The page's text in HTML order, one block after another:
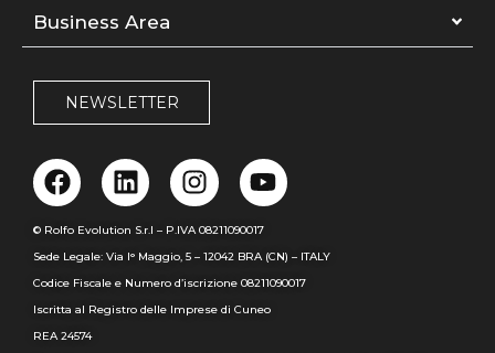
Business Area
NEWSLETTER
© Rolfo Evolution S.r.l – P.IVA 08211090017
Sede Legale: Via I° Maggio, 5 – 12042 BRA (CN) – ITALY
Codice Fiscale e Numero d’iscrizione 08211090017
Iscritta al Registro delle Imprese di Cuneo
REA 24574